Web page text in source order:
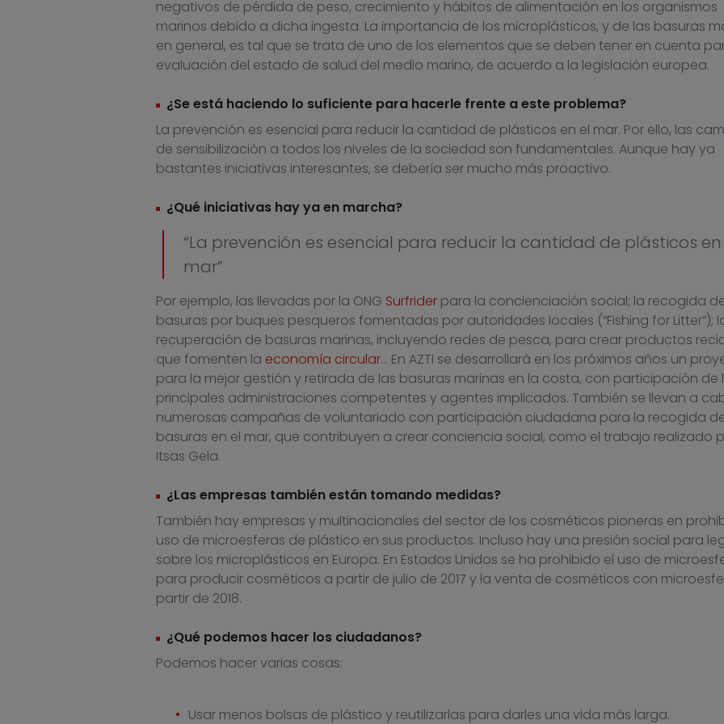
negativos de pérdida de peso, crecimiento y hábitos de alimentación en los organismos
marinos debido a dicha ingesta. La importancia de los microplásticos, y de las basuras
en general, es tal que se trata de uno de los elementos que se deben tener en cuenta
evaluación del estado de salud del medio marino, de acuerdo a la legislación europea.
¿Se está haciendo lo suficiente para hacerle frente a este problema?
La prevención es esencial para reducir la cantidad de plásticos en el mar. Por ello, las
de sensibilización a todos los niveles de la sociedad son fundamentales. Aunque hay ya
bastantes iniciativas interesantes, se debería ser mucho más proactivo.
¿Qué iniciativas hay ya en marcha?
“La prevención es esencial para reducir la cantidad de plásticos en
mar”
Por ejemplo, las llevadas por la ONG Surfriderpara la concienciación social; la recogida
basuras por buques pesqueros fomentadas por autoridades locales (“Fishing for Litter”);
recuperación de basuras marinas, incluyendo redes de pesca, para crear productos
que fomenten la economía circular… En AZTI se desarrollará en los próximos años un
para la mejor gestión y retirada de las basuras marinas en la costa, con participación de
principales administraciones competentes y agentes implicados. También se llevan a
numerosas campañas de voluntariado con participación ciudadana para la recogida
basuras en el mar, que contribuyen a crear conciencia social, como el trabajo realizado
Itsas Gela.
¿Las empresas también están tomando medidas?
También hay empresas y multinacionales del sector de los cosméticos pioneras en
uso de microesferas de plástico en sus productos. Incluso hay una presión social para
sobre los microplásticos en Europa. En Estados Unidos se ha prohibido el uso de
para producir cosméticos a partir de julio de 2017 y la venta de cosméticos con
partir de 2018.
¿Qué podemos hacer los ciudadanos?
Podemos hacer varias cosas:
Usar menos bolsas de plástico y reutilizarlas para darles una vida más larga.